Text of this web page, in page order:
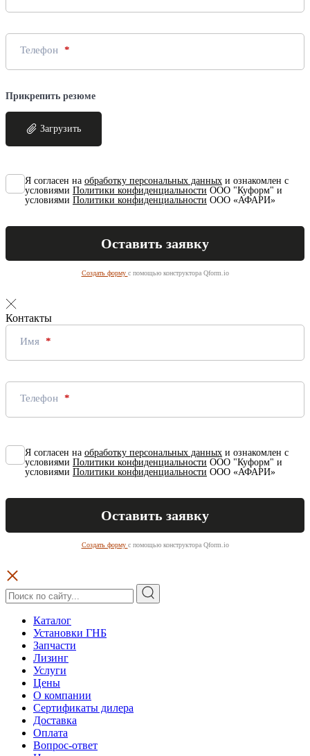
Телефон
Прикрепить резюме
Загрузить
Я согласен на обработку персональных данных и ознакомлен с
условиями Политики конфиденциальности ООО "Куформ" и
условиями Политики конфиденциальности ООО «АФАРИ»
Создать форму с помощью конструктора Qform.io
Контакты
Имя
Телефон
Я согласен на обработку персональных данных и ознакомлен с
условиями Политики конфиденциальности ООО "Куформ" и
условиями Политики конфиденциальности ООО «АФАРИ»
Создать форму с помощью конструктора Qform.io
Каталог
Установки ГНБ
Запчасти
Лизинг
Услуги
Цены
О компании
Сертификаты дилера
Доставка
Оплата
Вопрос-ответ